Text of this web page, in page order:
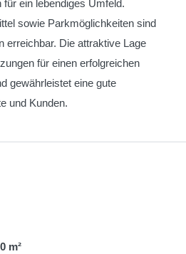
ein lebendiges Umfeld.
sowie Parkmöglichkeiten sind
erreichbar. Die attraktive Lage
für einen erfolgreichen
gewährleistet eine gute
und Kunden.
m²